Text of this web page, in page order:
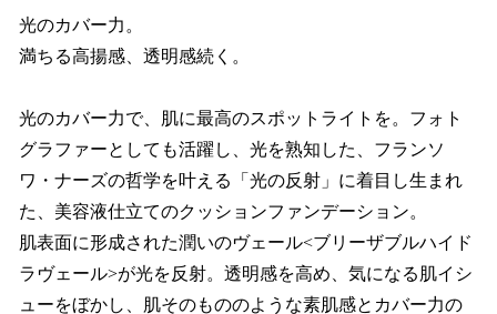
光のカバー力。
満ちる高揚感、透明感続く。
光のカバー力で、肌に最高のスポットライトを。フォト
グラファーとしても活躍し、光を熟知した、フランソ
ワ・ナーズの哲学を叶える「光の反射」に着目し生まれ
た、美容液仕立てのクッションファンデーション。
肌表面に形成された潤いのヴェール<ブリーザブルハイド
ラヴェール>が光を反射。透明感を高め、気になる肌イシ
ューをぼかし、肌そのもののような素肌感とカバー力の